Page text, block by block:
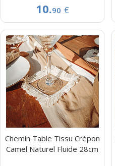
10.90 €
Chemin Table Tissu Crépon
Camel Naturel Fluide 28cm